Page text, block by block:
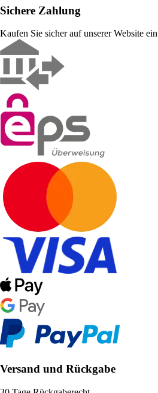
Sichere Zahlung
Kaufen Sie sicher auf unserer Website ein
Versand und Rückgabe